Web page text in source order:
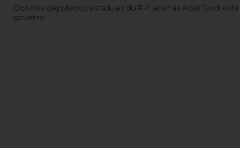
Dos três deputados estaduais do PP, apenas Altair Guidi
governo.